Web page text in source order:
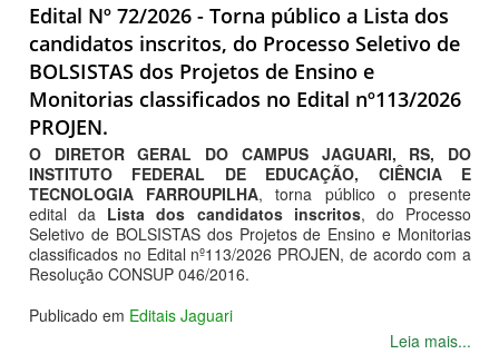
Edital Nº 72/2026 - Torna público a Lista dos
candidatos inscritos, do Processo Seletivo de
BOLSISTAS dos Projetos de Ensino e
Monitorias classificados no Edital nº113/2026
PROJEN.
O DIRETOR GERAL DO CAMPUS JAGUARI, RS, DO
INSTITUTO FEDERAL DE EDUCAÇÃO, CIÊNCIA E
TECNOLOGIA FARROUPILHA, torna público o presente
edital da Lista dos candidatos inscritos, do Processo
Seletivo de BOLSISTAS dos Projetos de Ensino e Monitorias
classificados no Edital nº113/2026 PROJEN, de acordo com a
Resolução CONSUP 046/2016.
Publicado em Editais Jaguari
Leia mais...